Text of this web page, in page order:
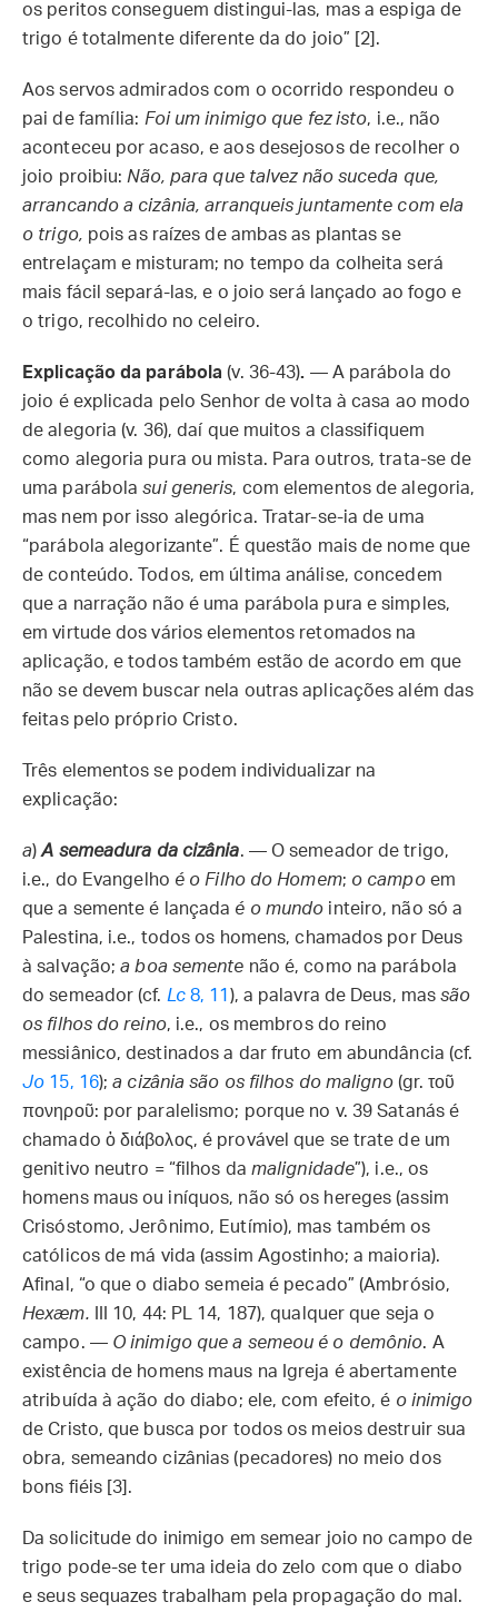
os peritos conseguem distingui-las, mas a espiga de
trigo é totalmente diferente da do joio” [2].
Aos servos admirados com o ocorrido respondeu o
pai de família: Foi um inimigo que fez isto, i.e., não
aconteceu por acaso, e aos desejosos de recolher o
joio proibiu: Não, para que talvez não suceda que,
arrancando a cizânia, arranqueis juntamente com ela
o trigo, pois as raízes de ambas as plantas se
entrelaçam e misturam; no tempo da colheita será
mais fácil separá-las, e o joio será lançado ao fogo e
o trigo, recolhido no celeiro.
Explicação da parábola (v. 36-43). — A parábola do
joio é explicada pelo Senhor de volta à casa ao modo
de alegoria (v. 36), daí que muitos a classifiquem
como alegoria pura ou mista. Para outros, trata-se de
uma parábolasui generis, com elementos de alegoria,
mas nem por isso alegórica. Tratar-se-ia de uma
“parábola alegorizante”. É questão mais de nome que
de conteúdo. Todos, em última análise, concedem
que a narração não é uma parábola pura e simples,
em virtude dos vários elementos retomados na
aplicação, e todos também estão de acordo em que
não se devem buscar nela outras aplicações além das
feitas pelo próprio Cristo.
Três elementos se podem individualizar na
explicação:
a)A semeadura da cizânia. — O semeador de trigo,
i.e., do Evangelho é o Filho do Homem; o campoem
que a semente é lançada é o mundo inteiro, não só a
Palestina, i.e., todos os homens, chamados por Deus
à salvação;a boa semente não é, como na parábola
do semeador (cf. Lc8, 11 ), a palavra de Deus, massão
os filhos do reino, i.e., os membros do reino
messiânico, destinados a dar fruto em abundância (cf.
Jo 15, 16);a cizânia são os filhos do maligno(gr. τοῦ
πονηροῦ: por paralelismo; porque no v. 39 Satanás é
chamado ὁ διάβολος, é provável que se trate de um
genitivo neutro = “filhos da malignidade”), i.e., os
homens maus ou iníquos, não só os hereges (assim
Crisóstomo, Jerônimo, Eutímio), mas também os
católicos de má vida (assim Agostinho; a maioria).
Afinal, “o que o diabo semeia é pecado” (Ambrósio,
Hexæm. III 10, 44: PL 14, 187), qualquer que seja o
campo. — O inimigo que a semeou é o demônio. A
existência de homens maus na Igreja é abertamente
atribuída à ação do diabo; ele, com efeito, é o inimigo
de Cristo, que busca por todos os meios destruir sua
obra, semeando cizânias (pecadores) no meio dos
bons fiéis [3].
Da solicitude do inimigo em semear joio no campo de
trigo pode-se ter uma ideia do zelo com que o diabo
e seus sequazes trabalham pela propagação do mal.